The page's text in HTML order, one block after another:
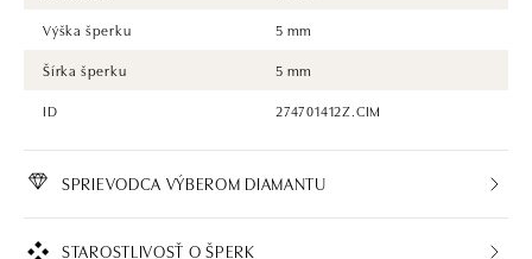
Výška šperku
5 mm
Šírka šperku
5 mm
ID
274701412Z.CIM
SPRIEVODCA VÝBEROM DIAMANTU
STAROSTLIVOSŤ O ŠPERK